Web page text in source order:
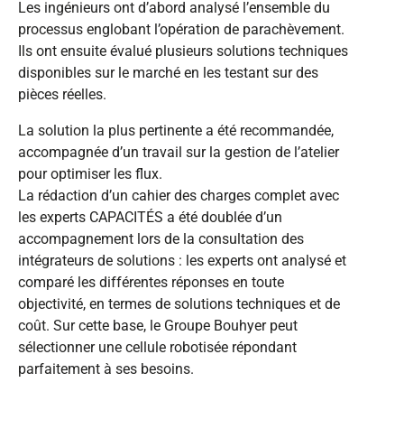
Les ingénieurs ont d’abord analysé l’ensemble du
processus englobant l’opération de parachèvement.
Ils ont ensuite évalué plusieurs solutions techniques
disponibles sur le marché en les testant sur des
pièces réelles.
La solution la plus pertinente a été recommandée,
accompagnée d’un travail sur la gestion de l’atelier
pour optimiser les flux.
La rédaction d’un cahier des charges complet avec
les experts CAPACITÉS a été doublée d’un
accompagnement lors de la consultation des
intégrateurs de solutions : les experts ont analysé et
comparé les différentes réponses en toute
objectivité, en termes de solutions techniques et de
coût. Sur cette base, le Groupe Bouhyer peut
sélectionner une cellule robotisée répondant
parfaitement à ses besoins.